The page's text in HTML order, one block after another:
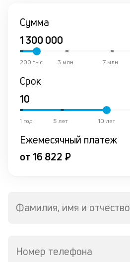
Сумма
7 млн
3 млн
200 тыс
Срок
10 лет
5 лет
1 год
Ежемесячный платеж
от 16 822 ₽
Фамилия, имя и отчество
Номер телефона